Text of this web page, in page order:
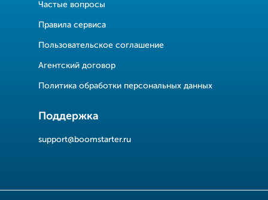
Частые вопросы
Правила сервиса
Пользовательское соглашение
Агентский договор
Политика обработки персональных данных
Поддержка
support@boomstarter.ru